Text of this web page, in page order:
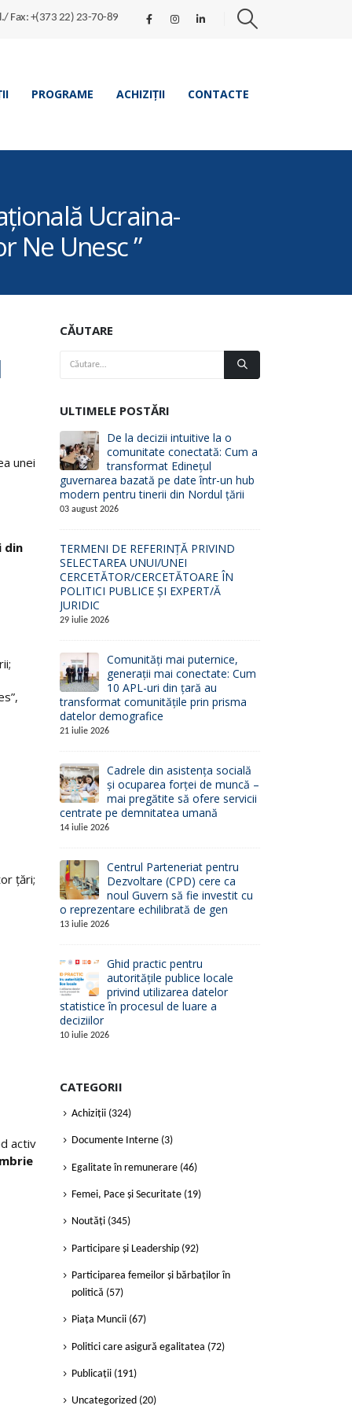
Fax: +(373 22) 23-70-89
PROGRAME ACHIZIȚII CONTACTE
Ucraina-
Ne Unesc ”
unei
din
țări;
activ
CĂUTARE
ULTIMELE POSTĂRI
De la decizii intuitive la o
comunitate conectată: Cum a
transformat Edinețul
guvernarea bazată pe date într-un hub
modern pentru tinerii din Nordul țării
03 august 2026
TERMENI DE REFERINȚĂ PRIVIND
SELECTAREA UNUI/UNEI
CERCETĂTOR/CERCETĂTOARE ÎN
POLITICI PUBLICE ȘI EXPERT/Ă
JURIDIC
29 iulie 2026
Comunități mai puternice,
generații mai conectate: Cum
10 APL-uri din țară au
transformat comunitățile prin prisma
datelor demografice
21 iulie 2026
Cadrele din asistența socială
și ocuparea forței de muncă –
mai pregătite să ofere servicii
centrate pe demnitatea umană
14 iulie 2026
Centrul Parteneriat pentru
Dezvoltare (CPD) cere ca
noul Guvern să fie investit cu
o reprezentare echilibrată de gen
13 iulie 2026
Ghid practic pentru
autoritățile publice locale
privind utilizarea datelor
statistice în procesul de luare a
deciziilor
10 iulie 2026
CATEGORII
Achiziții (324)
Documente Interne (3)
Egalitate în remunerare (46)
Femei, Pace și Securitate (19)
Noutăți (345)
Participare și Leadership (92)
Participarea femeilor și bărbaților în
politică (57)
Piața Muncii (67)
Politici care asigură egalitatea (72)
Publicații (191)
Uncategorized (20)